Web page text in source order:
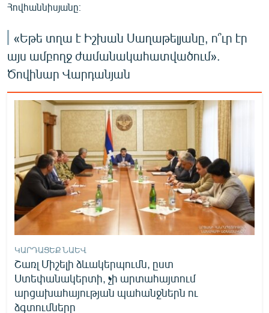
Հովհաննիսյանը։
«Եթե տղա է Իշխան Սաղաթելյանը, ո՞ւր էր
այս ամբողջ ժամանակահատվածում».
Ծովինար Վարդանյան
ԿԱՐԴԱՑԵՔ ՆԱԵՎ
Շառլ Միշելի ձևակերպումն, ըստ
Ստեփանակերտի, չի արտահայտում
արցախահայության պահանջներն ու
ձգտումները